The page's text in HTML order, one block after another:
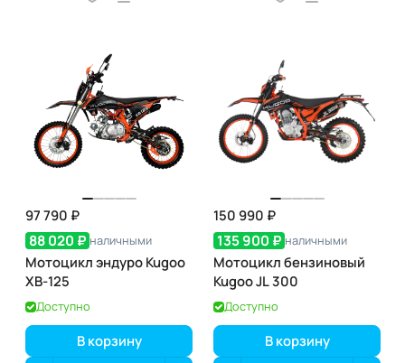
97 790 ₽
88 020 ₽ наличными
Мотоцикл эндуро Kugoo
ХB-125
Доступно
В корзину
150 990 ₽
135 900 ₽ наличными
Мотоцикл бензиновый
Kugoo JL 300
Доступно
В корзину